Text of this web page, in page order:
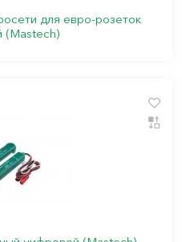
для евро-розеток
(Mastech)